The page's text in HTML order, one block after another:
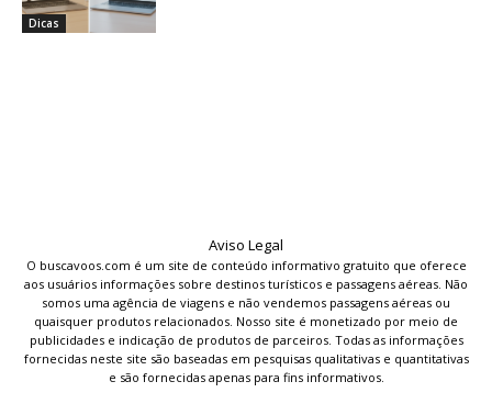
Dicas
Aviso Legal
O buscavoos.com é um site de conteúdo informativo gratuito que oferece
aos usuários informações sobre destinos turísticos e passagens aéreas. Não
somos uma agência de viagens e não vendemos passagens aéreas ou
quaisquer produtos relacionados. Nosso site é monetizado por meio de
publicidades e indicação de produtos de parceiros. Todas as informações
fornecidas neste site são baseadas em pesquisas qualitativas e quantitativas
e são fornecidas apenas para fins informativos.